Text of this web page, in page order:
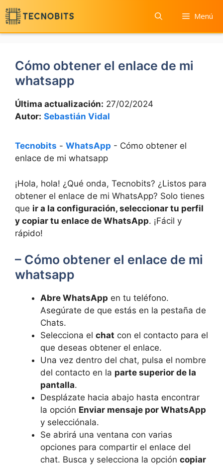
Saltar
al
contenido
Menú
Cómo obtener el enlace de mi
whatsapp
Última actualización: 27/02/2024
Autor: Sebastián Vidal
Tecnobits - WhatsApp - Cómo obtener el
enlace de mi whatsapp
¡Hola, hola! ¿Qué onda, Tecnobits? ¿Listos para
obtener el enlace de mi WhatsApp? Solo tienes
que ir a la configuración, seleccionar tu perfil
y copiar tu enlace de WhatsApp. ¡Fácil y
rápido!
– Cómo obtener el enlace de mi
whatsapp
Abre WhatsApp en tu teléfono.
Asegúrate de que estás en la pestaña de
Chats.
Selecciona el chat con el contacto para el
que deseas obtener el enlace.
Una vez dentro del chat, pulsa el nombre
del contacto en la parte superior de la
pantalla.
Desplázate hacia abajo hasta encontrar
la opción Enviar mensaje por WhatsApp
y selecciónala.
Se abrirá una ventana con varias
opciones para compartir el enlace del
chat. Busca y selecciona la opción copiar